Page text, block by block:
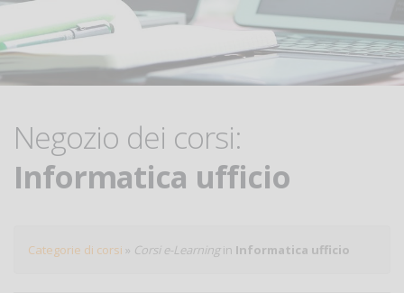
Negozio dei corsi:
Informatica ufficio
Categorie di corsi » Corsi e-Learningin Informatica ufficio